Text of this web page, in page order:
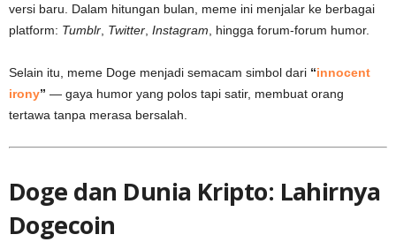
versi baru. Dalam hitungan bulan, meme ini menjalar ke berbagai
platform: Tumblr Twitter Instagram , hingga forum-forum humor.
Selain itu, meme Doge menjadi semacam simbol dari “innocent
irony” — gaya humor yang polos tapi satir, membuat orang
tertawa tanpa merasa bersalah.
Doge dan Dunia Kripto: Lahirnya
Dogecoin